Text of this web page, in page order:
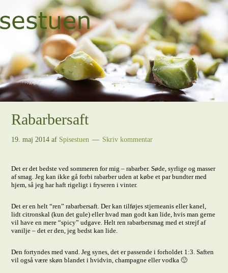
Rabarbersaft
19. maj 2014 af Spisestuen Skriv kommentar
Det er det bedste ved sommeren for mig – rabarber. Søde, syrlige og masser
af smag. Jeg kan ikke gå forbi rabarber uden at købe et par bundter med
hjem, så jeg har haft rigeligt i fryseren i vinter.
Det er en helt “ren” rabarbersaft. Der kan tilføjes stjerneanis eller kanel,
lidt citronskal (kun det gule) eller hvad man godt kan lide, hvis man gerne
vil have en mere “spicy” udgave. Helt ren rabarbersmag med et strejf af
vanilje – det er den, jeg bedst kan lide.
Den fortyndes med vand. Jeg synes, det er passende i forholdet 1:3. Saften
vil også være skøn blandet i hvidvin, champagne eller vodka 🙂